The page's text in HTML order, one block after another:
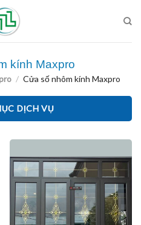
kính Maxpro
/ Cửa số nhôm kính Maxpro
DỊCH VỤ